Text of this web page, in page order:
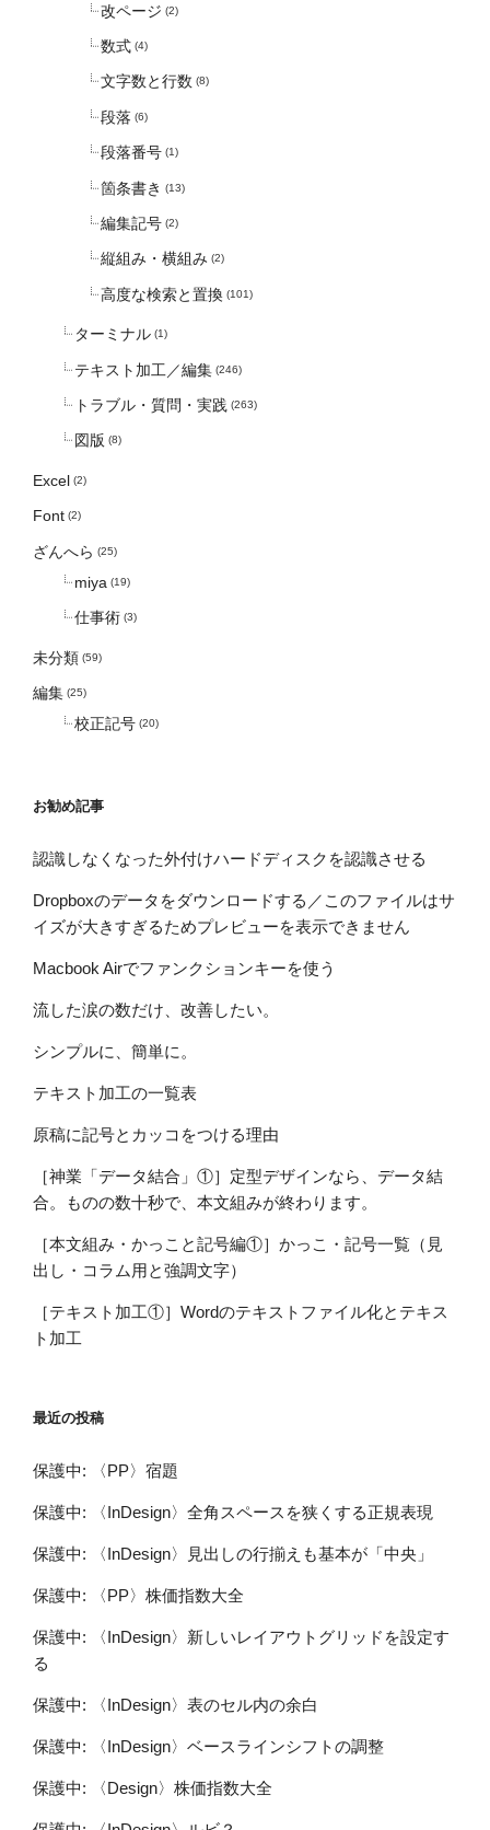
改ページ (2)
数式 (4)
文字数と行数 (8)
段落 (6)
段落番号 (1)
箇条書き (13)
編集記号 (2)
縦組み・横組み (2)
高度な検索と置換 (101)
ターミナル (1)
テキスト加工／編集 (246)
トラブル・質問・実践 (263)
図版 (8)
Excel (2)
Font (2)
ざんへら (25)
miya (19)
仕事術 (3)
未分類 (59)
編集 (25)
校正記号 (20)
お勧め記事
認識しなくなった外付けハードディスクを認識させる
Dropboxのデータをダウンロードする／このファイルはサ
イズが大きすぎるためプレビューを表示できません
Macbook Airでファンクションキーを使う
流した涙の数だけ、改善したい。
シンプルに、簡単に。
テキスト加工の一覧表
原稿に記号とカッコをつける理由
［神業「データ結合」①］定型デザインなら、データ結
合。ものの数十秒で、本文組みが終わります。
［本文組み・かっこと記号編①］かっこ・記号一覧（見
出し・コラム用と強調文字）
［テキスト加工①］Wordのテキストファイル化とテキス
ト加工
最近の投稿
保護中: 〈PP〉宿題
保護中: 〈InDesign〉全角スペースを狭くする正規表現
保護中: 〈InDesign〉見出しの行揃えも基本が「中央」
保護中: 〈PP〉株価指数大全
保護中: 〈InDesign〉新しいレイアウトグリッドを設定す
る
保護中: 〈InDesign〉表のセル内の余白
保護中: 〈InDesign〉ベースラインシフトの調整
保護中: 〈Design〉株価指数大全